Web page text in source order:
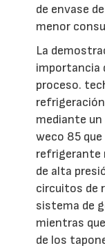
de envase
menor
La
importancia
proceso.
mediante
weco 85
refrigerante
de alta
circuitos de
sistema de
mientras
de los